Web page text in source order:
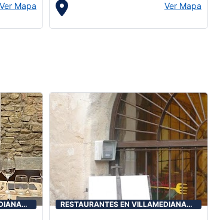
Ver Mapa
Ver Mapa
RESTAURANTES EN VILLAMEDIANA